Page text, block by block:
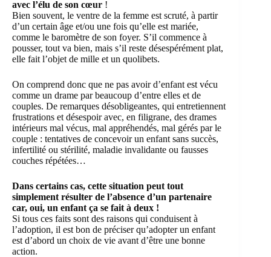
avec l’élu de son cœur !
Bien souvent, le ventre de la femme est scruté, à partir
d’un certain âge et/ou une fois qu’elle est mariée,
comme le baromètre de son foyer. S’il commence à
pousser, tout va bien, mais s’il reste désespérément plat,
elle fait l’objet de mille et un quolibets.
On comprend donc que ne pas avoir d’enfant est vécu
comme un drame par beaucoup d’entre elles et de
couples. De remarques désobligeantes, qui entretiennent
frustrations et désespoir avec, en filigrane, des drames
intérieurs mal vécus, mal appréhendés, mal gérés par le
couple : tentatives de concevoir un enfant sans succès,
infertilité ou stérilité, maladie invalidante ou fausses
couches répétées…
Dans certains cas, cette situation peut tout
simplement résulter de l’absence d’un partenaire
car, oui, un enfant ça se fait à deux !
Si tous ces faits sont des raisons qui conduisent à
l’adoption, il est bon de préciser qu’adopter un enfant
est d’abord un choix de vie avant d’être une bonne
action.